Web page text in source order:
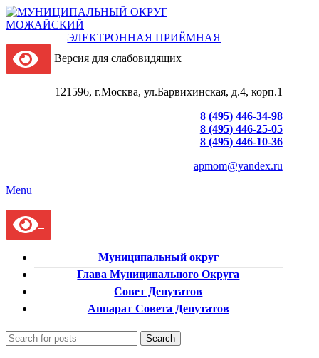
ЭЛЕКТРОННАЯ ПРИЁМНАЯ
Версия для слабовидящих
121596, г.Москва, ул.Барвихинская, д.4, корп.1
8 (495) 446-34-98
8 (495) 446-25-05
8 (495) 446-10-36
apmom@yandex.ru
Menu
Муниципальный округ
Глава Муниципального Округа
Совет Депутатов
Аппарат Совета Депутатов
Search